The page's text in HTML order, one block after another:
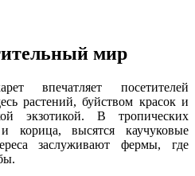
мир
впечатляет посетителей
растений, буйством красок и
экзотикой. В тропических
корица, высятся каучуковые
заслуживают фермы, где